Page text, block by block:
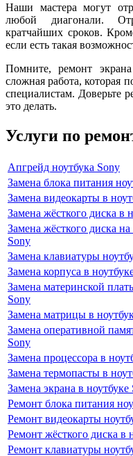
Наши мастера могут
любой диагонали.
кратчайших сроков.
если есть такая
Помните, ремонт
сложная работа, которая
специалистам. Доверьте
это делать.
Услуги по
Апгрейд ноутбука Sony
Замена блока питания
Замена видеокарты в
Замена жёсткого диска в
Замена жёсткого диска на
Sony
Замена клавиатуры
Замена корпуса в
Замена материнской
Sony
Замена матрицы в
Замена оперативной
Sony
Замена процессора в
Замена термопасты в
Замена экрана в ноутбуке
Ремонт блока питания
Ремонт видеокарты
Ремонт жёсткого диска в
Ремонт клавиатуры